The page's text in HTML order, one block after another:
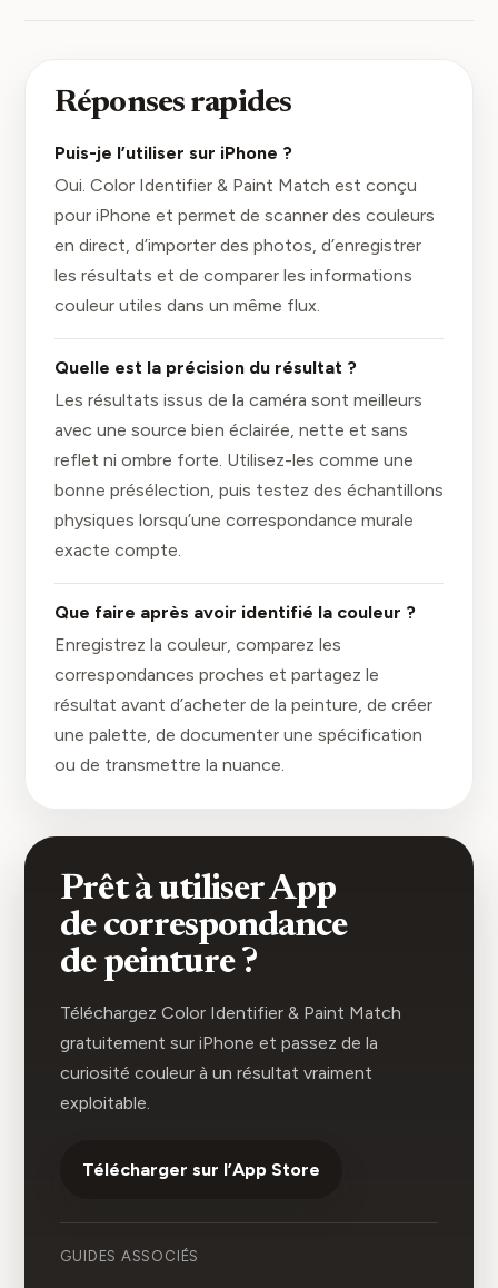
Réponses rapides
Puis-je l’utiliser sur iPhone ?
Oui. Color Identifier & Paint Match est conçu
pour iPhone et permet de scanner des couleurs
en direct, d’importer des photos, d’enregistrer
les résultats et de comparer les informations
couleur utiles dans un même flux.
Quelle est la précision du résultat ?
Les résultats issus de la caméra sont meilleurs
avec une source bien éclairée, nette et sans
reflet ni ombre forte. Utilisez-les comme une
bonne présélection, puis testez des échantillons
physiques lorsqu’une correspondance murale
exacte compte.
Que faire après avoir identifié la couleur ?
Enregistrez la couleur, comparez les
correspondances proches et partagez le
résultat avant d’acheter de la peinture, de créer
une palette, de documenter une spécification
ou de transmettre la nuance.
Prêt à utiliser App
de correspondance
de peinture ?
Téléchargez Color Identifier & Paint Match
gratuitement sur iPhone et passez de la
curiosité couleur à un résultat vraiment
exploitable.
Télécharger sur l’App Store
GUIDES ASSOCIÉS